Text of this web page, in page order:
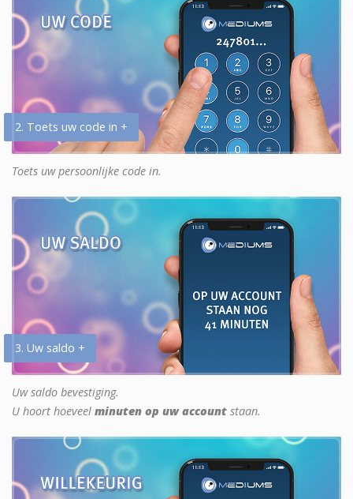
2. Toets uw code in +
Toets uw persoonlijke code in.
3. Uw saldo +
Uw saldo bevestiging.
U hoort hoeveel minuten op uw account staan.